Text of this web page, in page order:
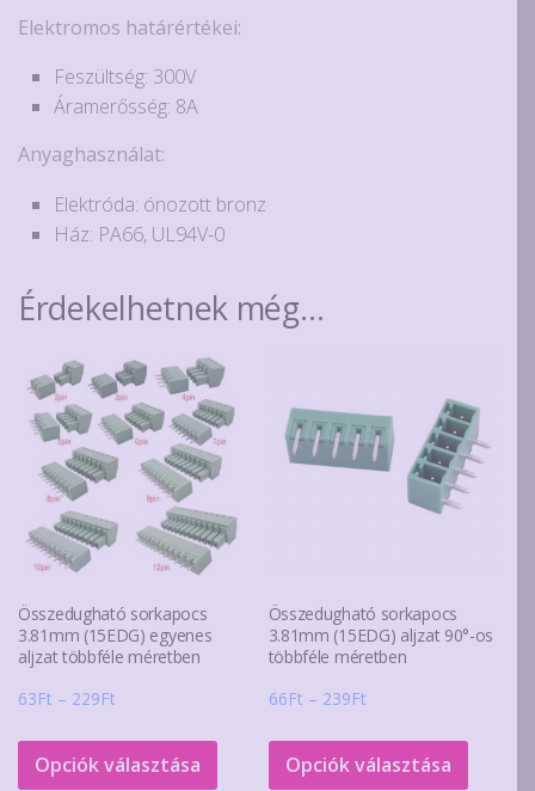
Elektromos határértékei:
Feszültség: 300V
Áramerősség: 8A
Anyaghasználat:
Elektróda: ónozott bronz
Ház: PA66, UL94V-0
Érdekelhetnek még…
Összedugható sorkapocs
3.81mm (15EDG) egyenes
aljzat többféle méretben
63Ft – 229Ft
-
Opciók választása
Összedugható sorkapocs
3.81mm (15EDG) aljzat 90°-os
többféle méretben
66Ft – 239FtÁrtartomány:
-
Opciók választása
Ennek